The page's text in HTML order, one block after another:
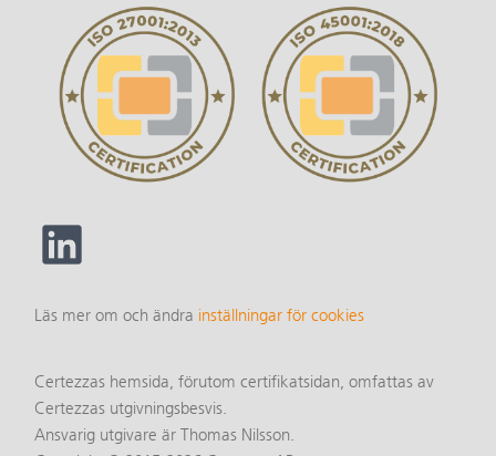
Läs mer om och ändra inställningar för cookies
Certezzas hemsida, förutom certifikatsidan, omfattas av
Certezzas utgivningsbesvis.
Ansvarig utgivare är Thomas Nilsson.